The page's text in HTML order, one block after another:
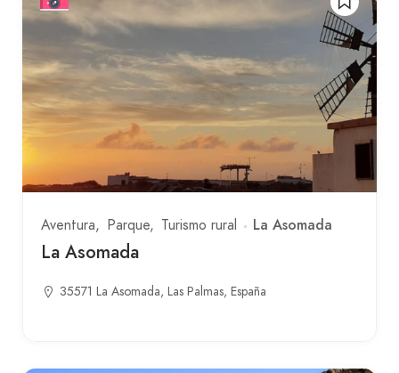
Aventura Parque Turismo rural La Asomada
La Asomada
35571 La Asomada, Las Palmas, España